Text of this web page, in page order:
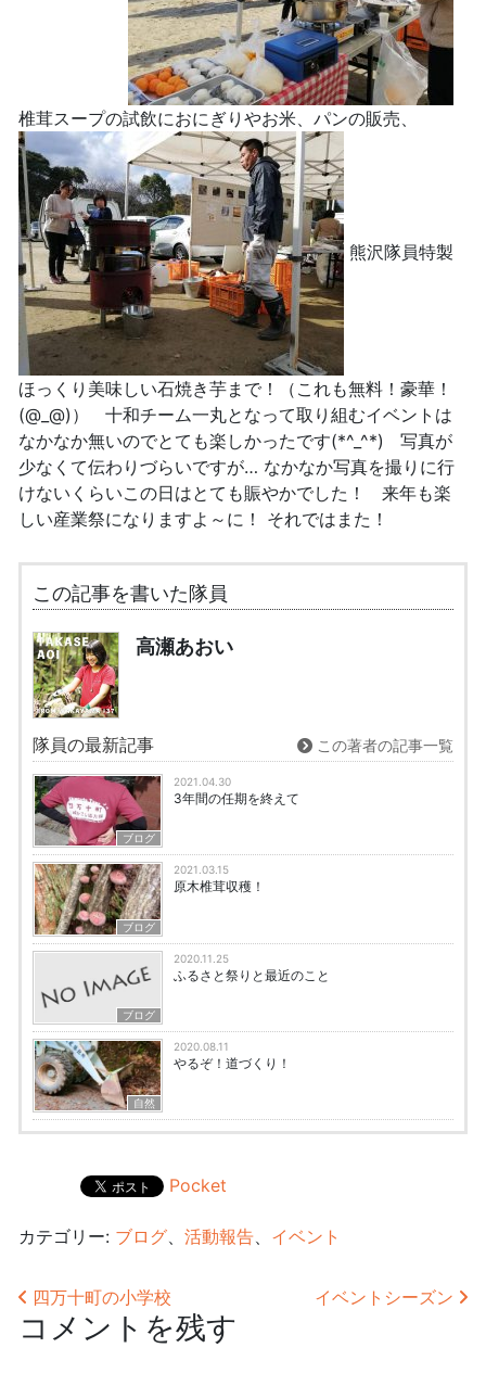
椎茸スープの試飲におにぎりやお米、パンの販売、
熊沢隊員特製
ほっくり美味しい石焼き芋まで！（これも無料！豪華！
(@_@)） 十和チーム一丸となって取り組むイベントは
なかなか無いのでとても楽しかったです(*^_^*) 写真が
少なくて伝わりづらいですが… なかなか写真を撮りに行
けないくらいこの日はとても賑やかでした！ 来年も楽
しい産業祭になりますよ～に！ それではまた！
この記事を書いた隊員
高瀬あおい
隊員の最新記事 この著者の記事一覧
ブログ
2021.04.30
3年間の任期を終えて
ブログ
2021.03.15
原木椎茸収穫！
ブログ
2020.11.25
ふるさと祭りと最近のこと
自然
2020.08.11
やるぞ！道づくり！
Pocket
カテゴリー: ブログ 活動報告 イベント
投稿ナビゲーション
四万十町の小学校 イベントシーズン
コメントを残す